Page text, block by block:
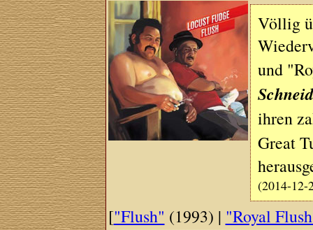
Völlig
und
ihren
Great
(2014-12-
["Flush" (1993) | "Royal